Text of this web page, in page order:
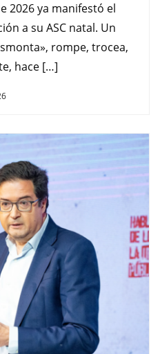
2026 ya manifestó el
a su ASC natal. Un
rompe, trocea,
hace […]